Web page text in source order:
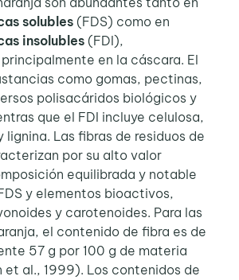
solubles (FDS) como en
insolubles (FDI),
en la cáscara. El
como gomas, pectinas,
polisacáridos biológicos y
que el FDI incluye celulosa,
lignina. Las fibras de residuos de
por su alto valor
equilibrada y notable
y elementos bioactivos,
y carotenoides. Para las
el contenido de fibra es de
57 g por 100 g de materia
et al., 1999). Los contenidos de